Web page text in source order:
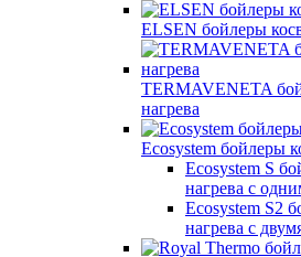
ELSEN бойлеры
TERMAVENETA
нагрева
Ecosystem бойлеры
Ecosystem S
нагрева с
Ecosystem S2
нагрева с